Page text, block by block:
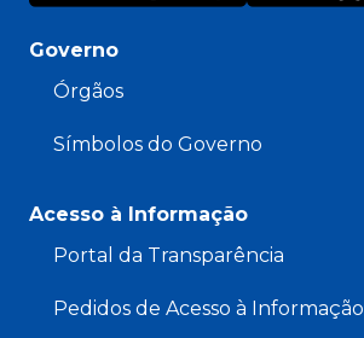
Governo
Órgãos
Símbolos do Governo
Acesso à Informação
Portal da Transparência
Pedidos de Acesso à Informação